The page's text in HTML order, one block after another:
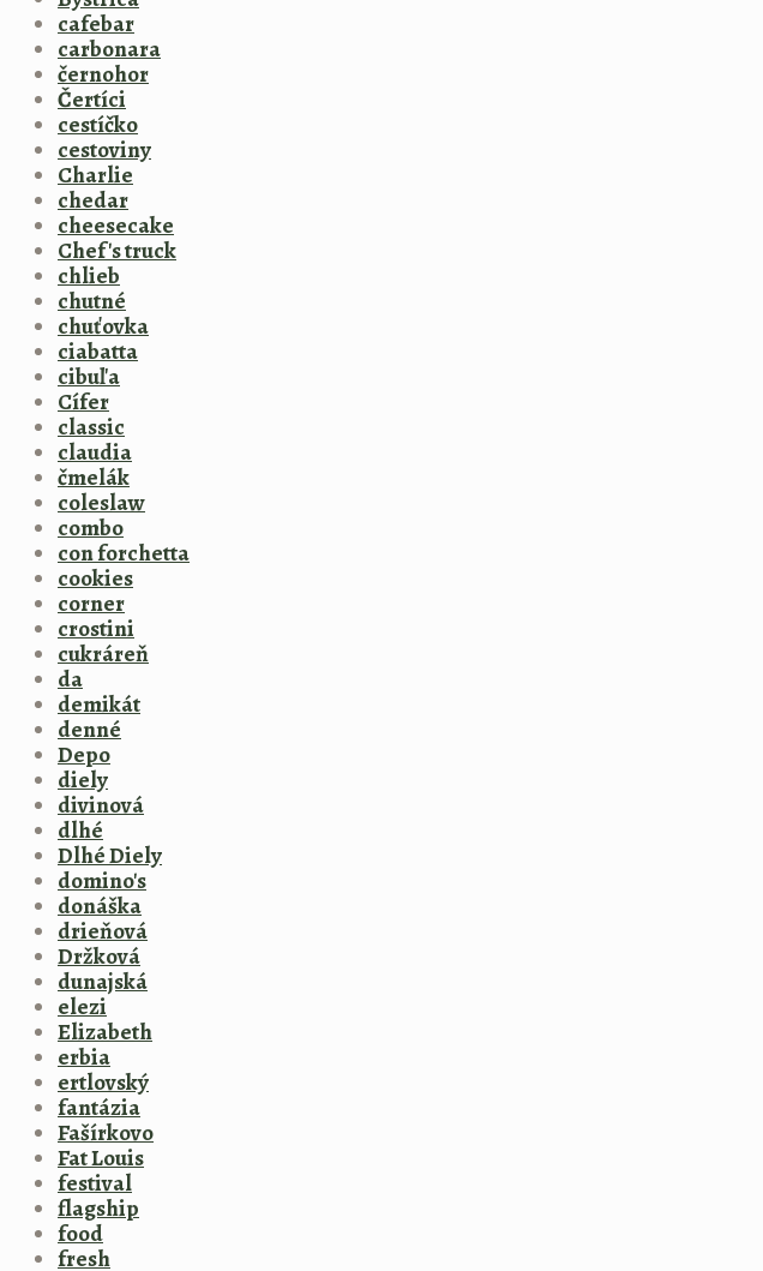
cafebar
carbonara
černohor
Čertíci
cestíčko
cestoviny
Charlie
chedar
cheesecake
Chef's truck
chlieb
chutné
chuťovka
ciabatta
cibuľa
Cífer
classic
claudia
čmelák
coleslaw
combo
con forchetta
cookies
corner
crostini
cukráreň
da
demikát
denné
Depo
diely
divinová
dlhé
Dlhé Diely
domino's
donáška
drieňová
Držková
dunajská
elezi
Elizabeth
erbia
ertlovský
fantázia
Fašírkovo
Fat Louis
festival
flagship
food
fresh